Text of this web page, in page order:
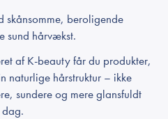
skånsomme, beroligende
sund hårvækst.
af K-beauty får du produkter,
naturlige hårstruktur – ikke
sundere og mere glansfuldt
dag.